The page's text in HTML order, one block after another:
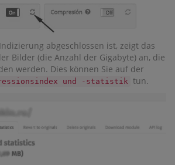
abgeschlossen ist, zeigt das
Bilder (die Anzahl der Gigabyte) an, die
werden. Dies können Sie auf der
und -statistik tun.